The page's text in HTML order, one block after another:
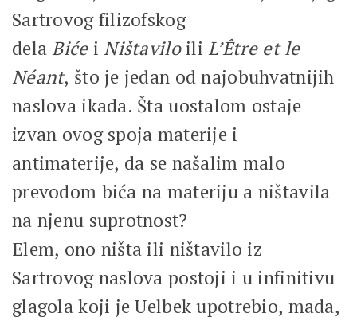
Sartrovog filizofskog
delaBiće iNištaviloiliL’Être et le
Néant, što je jedan od najobuhvatnijih
naslova ikada. Šta uostalom ostaje
izvan ovog spoja materije i
antimaterije, da se našalim malo
prevodom bića na materiju a ništavila
na njenu suprotnost?
Elem, ono ništa ili ništavilo iz
Sartrovog naslova postoji i u infinitivu
glagola koji je Uelbek upotrebio, mada,